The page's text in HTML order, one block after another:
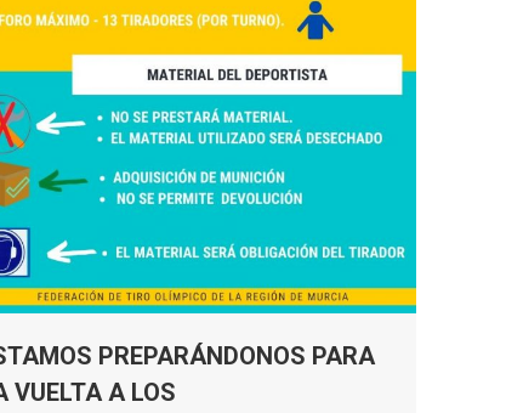
PREPARÁNDONOS PARA
VUELTA A LOS